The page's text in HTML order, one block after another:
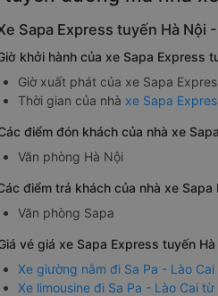
khách tại Sapa
vụ trung chuyển
Sapa Express tuyến Hà Nội
khởi hành của xe Sapa Express
Giờ xuất phát của xe Sapa
Thời gian của nhà xe Sapa
điểm đón khách của nhà xe
Văn phòng Hà Nội
điểm trả khách của nhà xe Sapa
Văn phòng Sapa
vé giá xe Sapa Express tuyến
Xe giường nằm đi Sa Pa - Lào
Xe limousine đi Sa Pa - Lào Cai từ